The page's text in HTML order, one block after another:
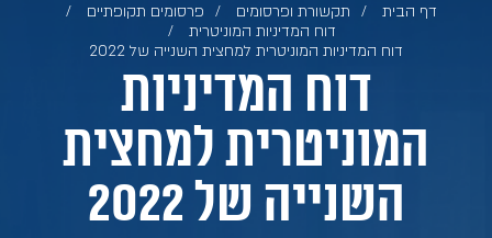
דף הבית תקשורת ופרסומים
פרסומים תקופתיים
דוח המדיניות המוניטרית
דוח המדיניות המוניטרית למחצית השנייה של 2022
דוח המדיניות
המוניטרית למחצית
השנייה של 2022